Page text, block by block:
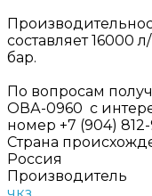
составляет 16000
бар.
По вопросам
ОВА-0960 с
номер +7 (904) 812-
Страна
Россия
Производитель